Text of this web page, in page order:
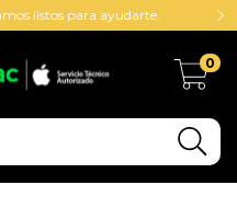
listos para ayudarte.
0